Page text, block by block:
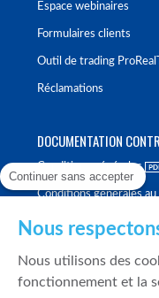
Espace webinaires
Formulaires clients
Outil de trading
Réclamations
DOCUMENTATION
Conditions générales
Conditions générales
Politique de meilleure
Continuer sans accepter
Nous
Nous utilisons des
fonctionnement et la